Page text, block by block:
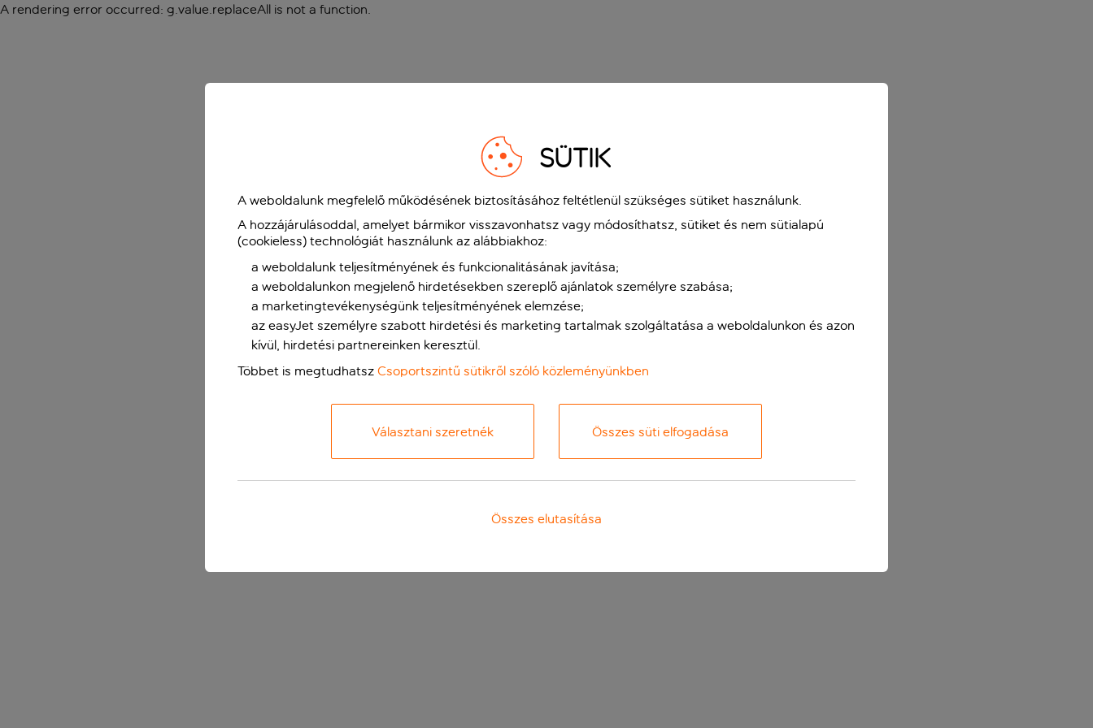
A rendering error occurred: g.value.replaceAll is not a function.
SÜTIK
A weboldalunk megfelelő működésének biztosításához feltétlenül szükséges sütiket használunk.
A hozzájárulásoddal, amelyet bármikor visszavonhatsz vagy módosíthatsz, sütiket és nem sütialapú
(cookieless) technológiát használunk az alábbiakhoz:
a weboldalunk teljesítményének és funkcionalitásának javítása;
a weboldalunkon megjelenő hirdetésekben szereplő ajánlatok személyre szabása;
a marketingtevékenységünk teljesítményének elemzése;
az easyJet személyre szabott hirdetési és marketing tartalmak szolgáltatása a weboldalunkon és azon
kívül, hirdetési partnereinken keresztül.
Többet is megtudhatsz Csoportszintű sütikről szóló közleményünkben
Választani szeretnék Összes süti elfogadása
Összes elutasítása